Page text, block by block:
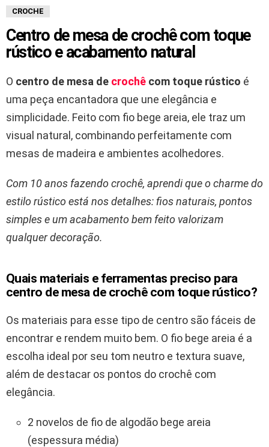
CROCHE
Centro de mesa de crochê com toque
rústico e acabamento natural
O centro de mesa de crochê com toque rústico é
uma peça encantadora que une elegância e
simplicidade. Feito com fio bege areia, ele traz um
visual natural, combinando perfeitamente com
mesas de madeira e ambientes acolhedores.
Com 10 anos fazendo crochê, aprendi que o charme do
estilo rústico está nos detalhes: fios naturais, pontos
simples e um acabamento bem feito valorizam
qualquer decoração.
Quais materiais e ferramentas preciso para
centro de mesa de crochê com toque rústico?
Os materiais para esse tipo de centro são fáceis de
encontrar e rendem muito bem. O fio bege areia é a
escolha ideal por seu tom neutro e textura suave,
além de destacar os pontos do crochê com
elegância.
2 novelos de fio de algodão bege areia
(espessura média)